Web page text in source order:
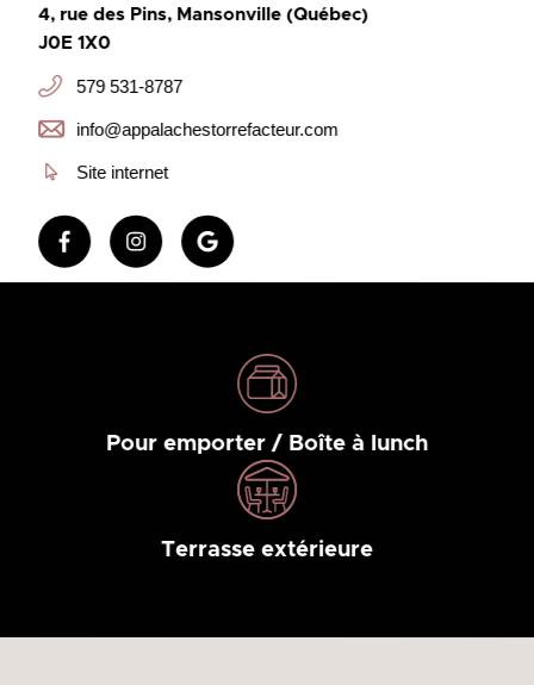
4, rue des Pins, Mansonville (Québec)
J0E 1X0
579 531-8787
info@appalachestorrefacteur.com
Site internet
Pour emporter / Boîte à lunch
Terrasse extérieure